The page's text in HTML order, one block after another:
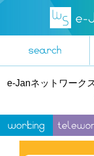
e-Janネットワーク